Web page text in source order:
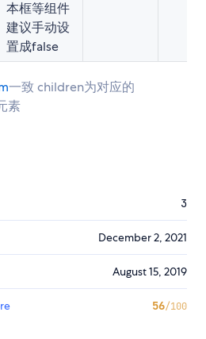
本框等组件
建议手动设
置成false
一致 children为对应的
素
3
December 2, 2021
August 15, 2019
56/100